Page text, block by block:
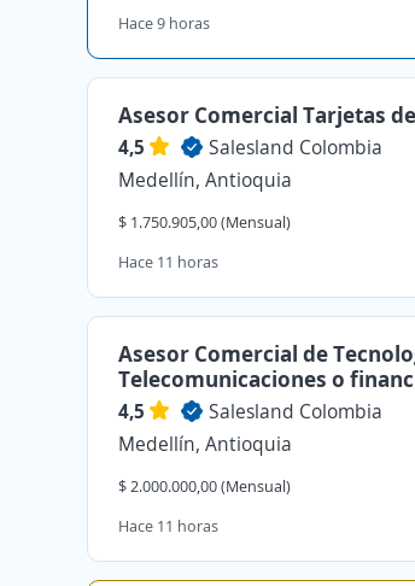
Hace 9 horas
Asesor Comercial Tarjetas
4,5
Salesland Colombia
Medellín, Antioquia
$ 1.750.905,00 (Mensual)
Hace 11 horas
Asesor Comercial de
Telecomunicaciones o
4,5
Salesland Colombia
Medellín, Antioquia
$ 2.000.000,00 (Mensual)
Hace 11 horas